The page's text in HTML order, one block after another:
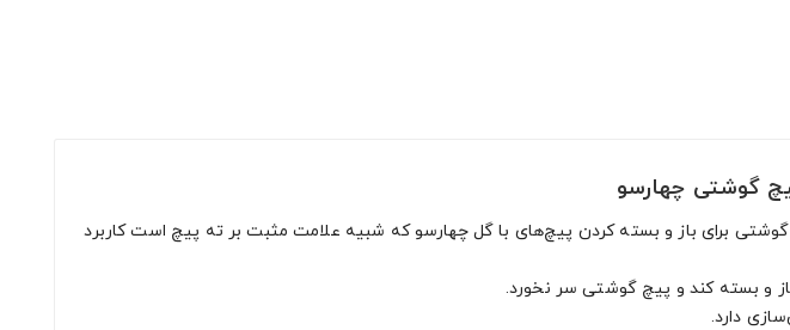
گوشتی چهارسو
برای باز و بسته کردن پیچ‌های با گل چهارسو که شبیه علامت مثبت بر ته پیچ است کاربرد
و بسته کند و پیچ‌ گوشتی سر نخورد.
دارد.